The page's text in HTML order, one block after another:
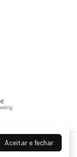
Aceitar e fechar
Bijoux